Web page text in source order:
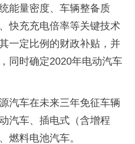
能量密度、车辆整备质
快充充电倍率等关键技术
一定比例的财政补贴，并
同时确定2020年电动汽车
汽车在未来三年免征车辆
汽车、插电式（含增程
燃料电池汽车。